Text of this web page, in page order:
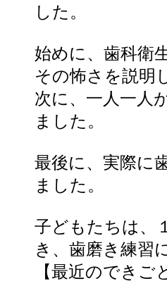
した。
始めに、歯科衛
その怖さを説明
次に、一人一人
ました。
最後に、実際に
ました。
子どもたちは、
き、歯磨き練習
【最近のできご